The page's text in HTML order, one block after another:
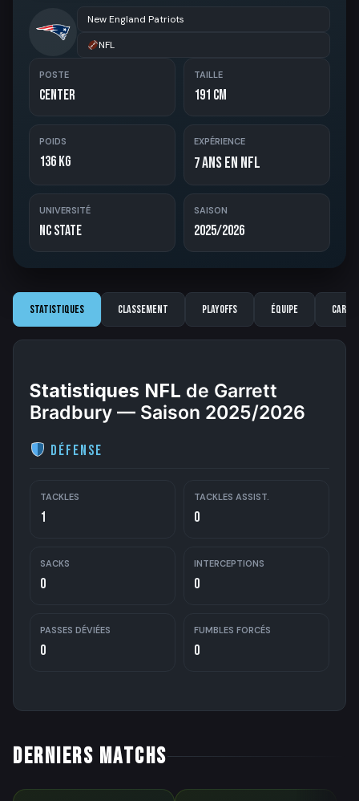
New England Patriots
NFL
POSTE
Center
TAILLE
191 cm
POIDS
136 kg
EXPÉRIENCE
7ans en NFL
UNIVERSITÉ
NC State
SAISON
2025/2026
Statistiques Classement Playoffs Équipe
Statistiques NFL de Garrett
Bradbury — Saison 2025/2026
Défense
TACKLES
1
TACKLES ASSIST.
0
SACKS
0
INTERCEPTIONS
0
PASSES DÉVIÉES
0
FUMBLES FORCÉS
0
DERNIERS MATCHS